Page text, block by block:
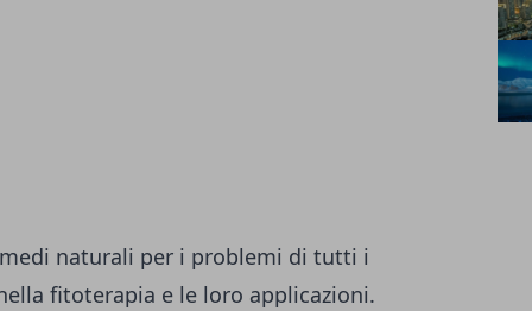
naturali per i problemi di tutti i
fitoterapia e le loro applicazioni.